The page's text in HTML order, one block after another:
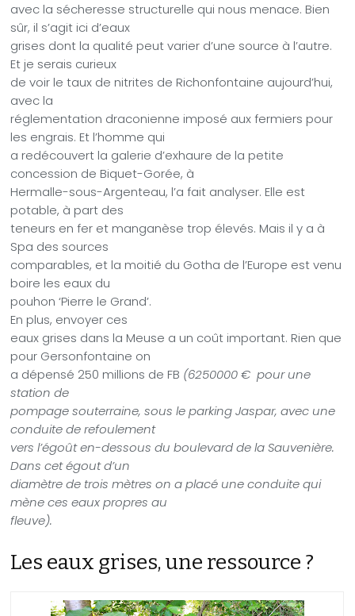
avec la sécheresse structurelle qui nous menace. Bien
sûr, il s’agit ici d’eaux
grises dont la qualité peut varier d’une source à l’autre.
Et je serais curieux
de voir le taux de nitrites de Richonfontaine aujourd’hui,
avec la
réglementation draconienne imposé aux fermiers pour
les engrais. Et l’homme qui
a redécouvert la galerie d’exhaure de la petite
concession de Biquet-Gorée, à
Hermalle-sous-Argenteau, l’a fait analyser. Elle est
potable, à part des
teneurs en fer et manganèse trop élevés. Mais il y a à
Spa des sources
comparables, et la moitié du Gotha de l’Europe est venu
boire les eaux du
pouhon ‘Pierre le Grand’.
En plus, envoyer ces
eaux grises dans la Meuse a un coût important. Rien que
pour Gersonfontaine on
a dépensé 250 millions de FB (6250000 € pour une
station de
pompage souterraine, sous le parking Jaspar, avec une
conduite de refoulement
vers l’égoût en-dessous du boulevard de la Sauvenière.
Dans cet égout d’un
diamètre de trois mètres on a placé une conduite qui
mène ces eaux propres au
fleuve).
Les eaux grises, une ressource ?